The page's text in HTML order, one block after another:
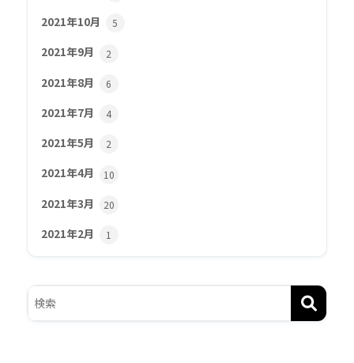
2021年10月 5
2021年9月 2
2021年8月 6
2021年7月 4
2021年5月 2
2021年4月 10
2021年3月 20
2021年2月 1